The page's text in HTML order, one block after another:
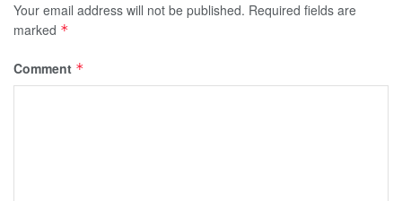
Your email address will not be published. Required fields are
marked *
Comment *